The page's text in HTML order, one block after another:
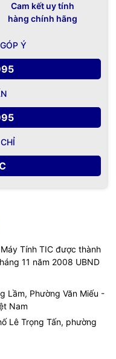
Cam kết uy tính
hàng chính hãng
Ý
Tính TIC được thành
11 năm 2008 UBND
Lầm, Phường Văn Miếu -
Nam
Lê Trọng Tấn, phường